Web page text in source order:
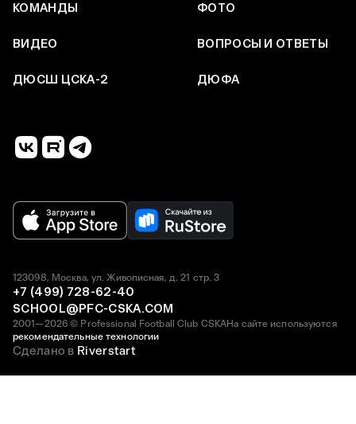
КОМАНДЫ ФОТО
ВИДЕО ВОПРОСЫ И ОТВЕТЫ
ДЮСШ ЦСКА-2 ДЮФА
2001—2026 © Professional Football Club CSKAНа сайте используются
рекомендательные технологии
123098, Москва, ул. Живописная, д. 21 стр. 3
+7 (499) 728-62-40
SCHOOL@PFC-CSKA.COM
Сделано в Riverstart